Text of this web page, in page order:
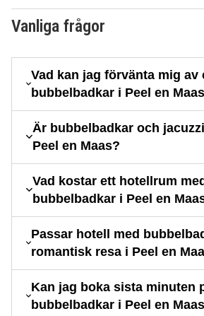
Vanliga frågor
Vad kan jag förvänta mig av
bubbelbadkar i Peel en
Är bubbelbadkar och
Peel en Maas?
Vad kostar ett hotellrum
bubbelbadkar i Peel en
Passar hotell med
romantisk resa i Peel en
Kan jag boka sista minuten
bubbelbadkar i Peel en